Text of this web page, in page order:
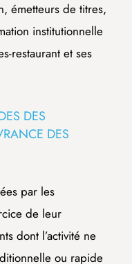
émetteurs de titres,
institutionnelle
restaurant et ses
DES
DES
par les
de leur
dont l’activité ne
ou rapide